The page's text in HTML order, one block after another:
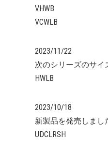
VHWB
VCWLB
2023/11/22
次のシリーズのサイ
HWLB
2023/10/18
新製品を発売しまし
UDCLRSH